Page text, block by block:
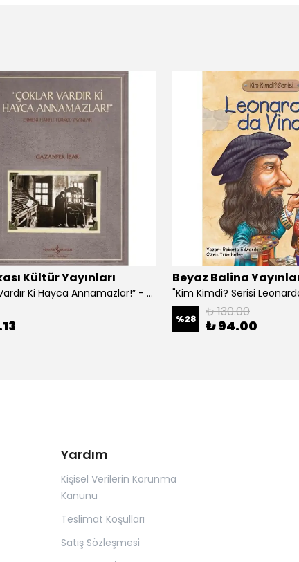
Kültür Yayınları
“Çoklar Vardır Ki Hayca Annamazlar!” - Gazanfer İbar
Beyaz Balina
%28 ₺ 130.00
₺ 94.00
Yardım
Kişisel Verilerin Korunma
Kanunu
Teslimat Koşulları
Satış Sözleşmesi